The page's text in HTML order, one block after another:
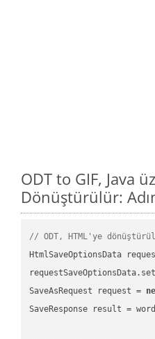
ODT to GIF, Java
Dönüştürülür:
// ODT, HTML'ye
HtmlSaveOptionsData
SaveAsRequest request =
SaveResponse result =